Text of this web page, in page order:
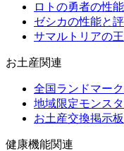
ロトの勇者の性
ゼシカの性能と
サマルトリアの
お土産関連
全国ランドマー
地域限定モンス
お土産交換掲示板
健康機能関連